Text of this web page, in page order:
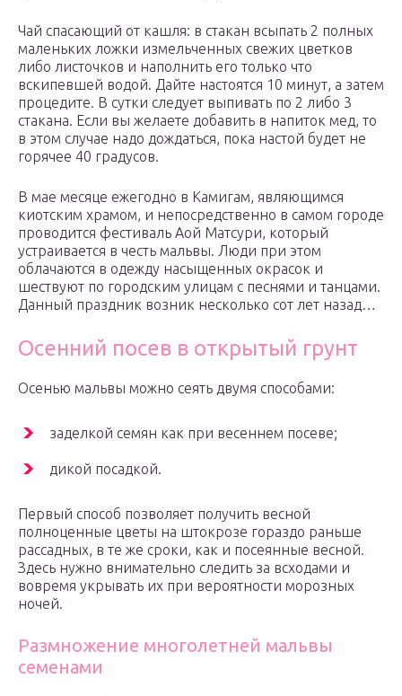
Чай спасающий от кашля: в стакан всыпать 2 полных
маленьких ложки измельченных свежих цветков
либо листочков и наполнить его только что
вскипевшей водой. Дайте настоятся 10 минут, а затем
процедите. В сутки следует выпивать по 2 либо 3
стакана. Если вы желаете добавить в напиток мед, то
в этом случае надо дождаться, пока настой будет не
горячее 40 градусов.
В мае месяце ежегодно в Камигам, являющимся
киотским храмом, и непосредственно в самом городе
проводится фестиваль Аой Матсури, который
устраивается в честь мальвы. Люди при этом
облачаются в одежду насыщенных окрасок и
шествуют по городским улицам с песнями и танцами.
Данный праздник возник несколько сот лет назад…
Осенний посев в открытый грунт
Осенью мальвы можно сеять двумя способами:
заделкой семян как при весеннем посеве;
дикой посадкой.
Первый способ позволяет получить весной
полноценные цветы на штокрозе гораздо раньше
рассадных, в те же сроки, как и посеянные весной.
Здесь нужно внимательно следить за всходами и
вовремя укрывать их при вероятности морозных
ночей.
Размножение многолетней мальвы
семенами